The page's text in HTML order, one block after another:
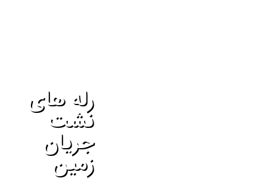
رله های
نشت
جریان
زمین